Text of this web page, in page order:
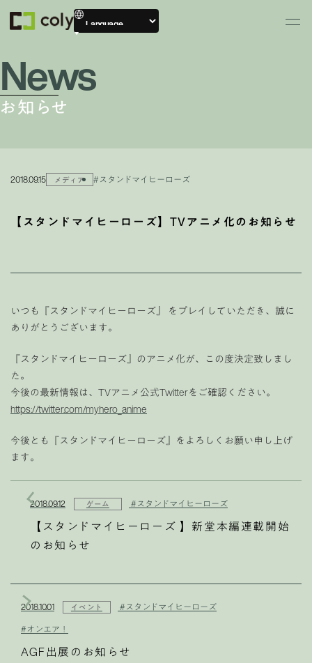
News
お知らせ
2018.09.15 メディア #スタンドマイヒーローズ
【スタンドマイヒーローズ】TVアニメ化のお知らせ
いつも『スタンドマイヒーローズ』 をプレイしていただき、誠に
ありがとうございます。
『スタンドマイヒーローズ』のアニメ化が、この度決定致しまし
た。
今後の最新情報は、TVアニメ公式Twitterをご確認ください。
https://twitter.com/myhero_anime
今後とも『スタンドマイヒーローズ』をよろしくお願い申し上げ
ます。
2018.09.12 ゲーム #スタンドマイヒーローズ
【スタンドマイヒーローズ 】新堂本編連載開始
のお知らせ
2018.10.01 イベント
#スタンドマイヒーローズ
#オンエア！
AGF出展のお知らせ